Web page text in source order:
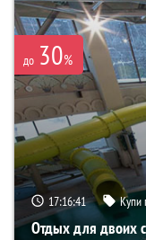
до 30%
17:16:41 Купи
Отдых для двоих